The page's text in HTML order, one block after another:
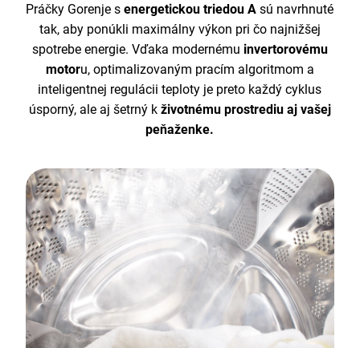
Práčky Gorenje senergetickou triedou Asú navrhnuté
tak, aby ponúkli maximálny výkon pri čo najnižšej
spotrebe energie. Vďaka modernému invertorovému
motoru, optimalizovaným pracím algoritmom a
inteligentnej regulácii teploty je preto každý cyklus
úsporný, ale aj šetrný k životnému prostrediu aj vašej
peňaženke.